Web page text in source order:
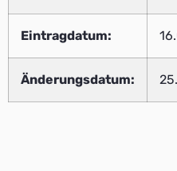
Eintragdatum:
Änderungsdatum: